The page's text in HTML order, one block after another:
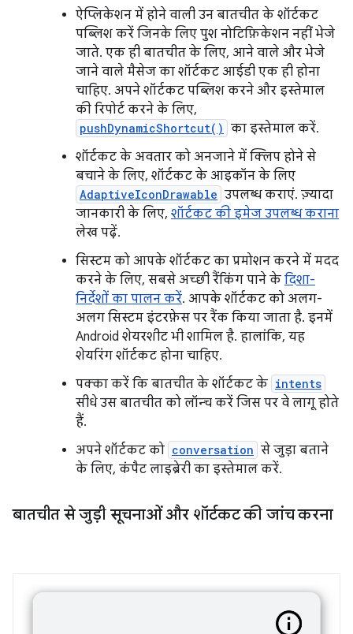
ऐप्लिकेशन में होने वाली उन बातचीत के शॉर्टकट
पब्लिश करें जिनके लिए पुश नोटिफ़िकेशन नहीं भेजे
जाते. एक ही बातचीत के लिए, आने वाले और भेजे
जाने वाले मैसेज का शॉर्टकट आईडी एक ही होना
चाहिए. अपने शॉर्टकट पब्लिश करने और इस्तेमाल
की रिपोर्ट करने के लिए,
pushDynamicShortcut() का इस्तेमाल करें.
शॉर्टकट के अवतार को अनजाने में क्लिप होने से
बचाने के लिए, शॉर्टकट के आइकॉन के लिए
AdaptiveIconDrawable उपलब्ध कराएं. ज़्यादा
जानकारी के लिए, शॉर्टकट की इमेज उपलब्ध कराना
लेख पढ़ें.
सिस्टम को आपके शॉर्टकट का प्रमोशन करने में मदद
करने के लिए, सबसे अच्छी रैंकिंग पाने के दिशा-
निर्देशों का पालन करें. आपके शॉर्टकट को अलग-
अलग सिस्टम इंटरफ़ेस पर रैंक किया जाता है. इनमें
Android शेयरशीट भी शामिल है. हालांकि, यह
शेयरिंग शॉर्टकट होना चाहिए.
पक्का करें कि बातचीत के शॉर्टकट के intents
सीधे उस बातचीत को लॉन्च करें जिस पर वे लागू होते
हैं.
अपने शॉर्टकट को conversation से जुड़ा बताने
के लिए, कंपैट लाइब्रेरी का इस्तेमाल करें.
बातचीत से जुड़ी सूचनाओं और शॉर्टकट की जांच करना